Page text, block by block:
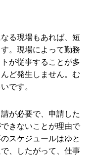
る現場もあれば、短
。現場によって勤務
が従事することが多
ど発生しません。む
です。
が必要で、申請した
きないことが理由で
スケジュールはゆと
、したがって、仕事